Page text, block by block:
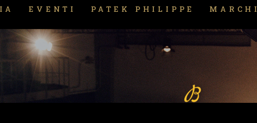
EVENTI PATEK PHILIPPE MARCHI